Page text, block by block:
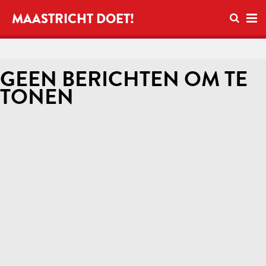
Open
MAASTRICHT DOET!
GEEN BERICHTEN OM TE
TONEN